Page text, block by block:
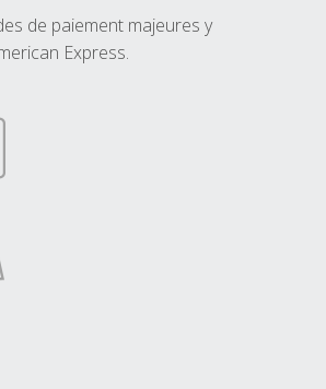
de paiement majeures y
Express.